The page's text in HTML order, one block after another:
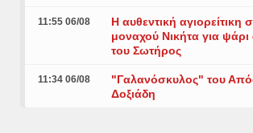
11:55 06/08
Η αυθεντική αγιορείτικη
μοναχού Νικήτα για
του Σωτήρος
11:34 06/08
"Γαλανόσκυλος" του
Δοξιάδη